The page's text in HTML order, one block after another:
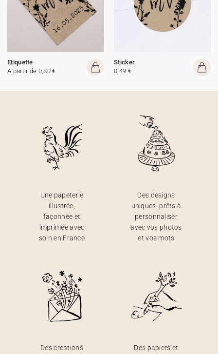
Etiquette
A partir de 0,80 €
Sticker
0,49 €
Une papeterie
illustrée,
façonnée et
imprimée avec
soin en France
Des designs
uniques, prêts à
personnaliser
avec vos photos
et vos mots
Des créations
Des papiers et